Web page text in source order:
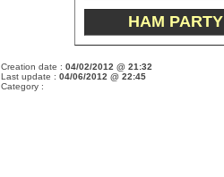
HAM PARTY
Creation date : 04/02/2012 @ 21:32
Last update : 04/06/2012 @ 22:45
Category :